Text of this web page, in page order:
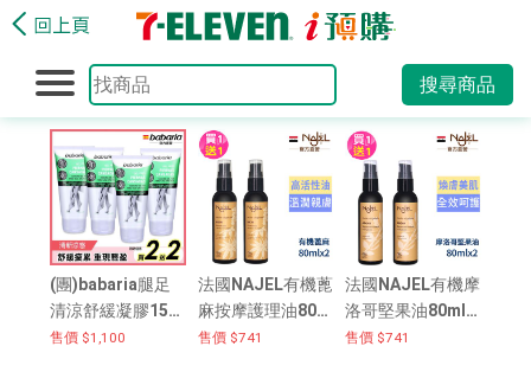
搜尋商品
(團)babaria腿足
清涼舒緩凝膠150
ml[買2送2]
售價 $1,100
法國NAJEL有機蓖
麻按摩護理油80m
l(手+頭髮+指甲
售價 $741
法國NAJEL有機摩
洛哥堅果油80ml
(身體+頭髮+指甲
售價 $741